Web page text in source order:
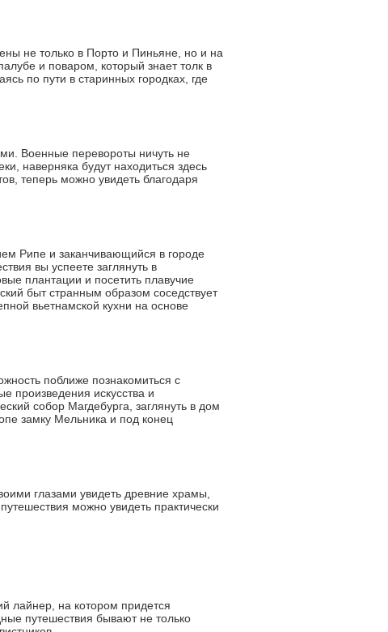
не только в Порто и Пиньяне, но и на
и поваром, который знает толк в
по пути в старинных городках, где
Военные перевороты ничуть не
наверняка будут находиться здесь
теперь можно увидеть благодаря
Рипе и заканчивающийся в городе
вы успеете заглянуть в
плантации и посетить плавучие
быт странным образом соседствует
вьетнамской кухни на основе
поближе познакомиться с
произведения искусства и
собор Магдебурга, заглянуть в дом
замку Мельника и под конец
глазами увидеть древние храмы,
можно увидеть практически
лайнер, на котором придется
путешествия бывают не только